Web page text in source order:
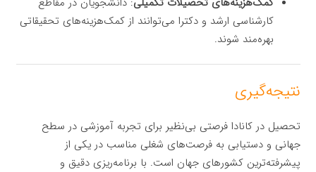
کارشناسی ارشد و دکترا می‌توانند از کمک‌هزینه‌های تحقیقاتی
بهره‌مند شوند.
نتیجه‌گیری
تحصیل در کانادا فرصتی بی‌نظیر برای تجربه آموزشی در سطح
جهانی و دستیابی به فرصت‌های شغلی مناسب در یکی از
پیشرفته‌ترین کشورهای جهان است. با برنامه‌ریزی دقیق و